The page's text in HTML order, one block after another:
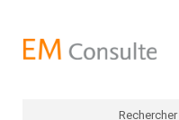
Rechercher